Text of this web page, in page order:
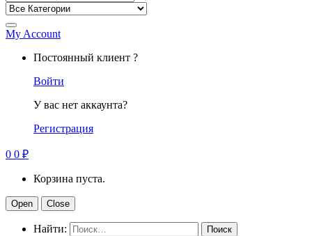
My Account
Постоянный клиент ?
Войти
У вас нет аккаунта?
Регистрация
0 0 ₽
Корзина пуста.
Open Close
Найти: